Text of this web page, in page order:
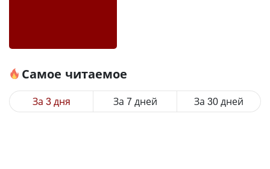
Самое читаемое
За 3 дня За 7 дней За 30 дней